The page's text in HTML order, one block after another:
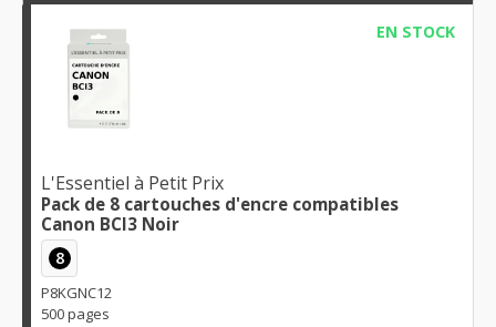
EN STOCK
L'Essentiel à Petit Prix
Pack de 8 cartouches d'encre compatibles
Canon BCI3 Noir
8
P8KGNC12
500 pages